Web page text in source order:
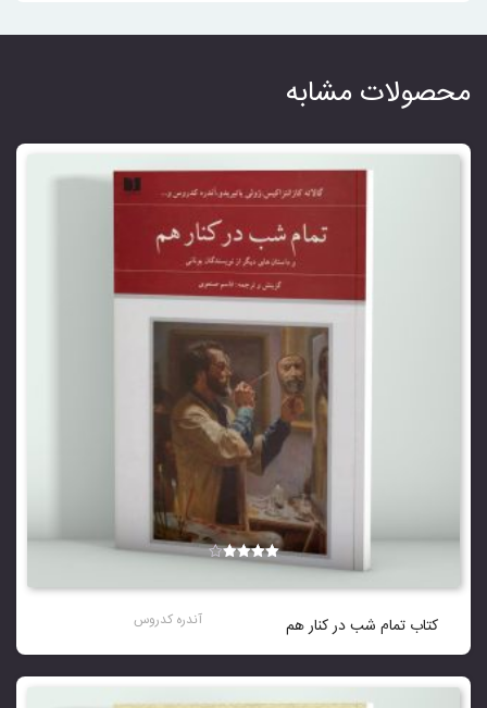
محصولات مشابه
کتاب تمام شب در کنار هم آندره کدروس